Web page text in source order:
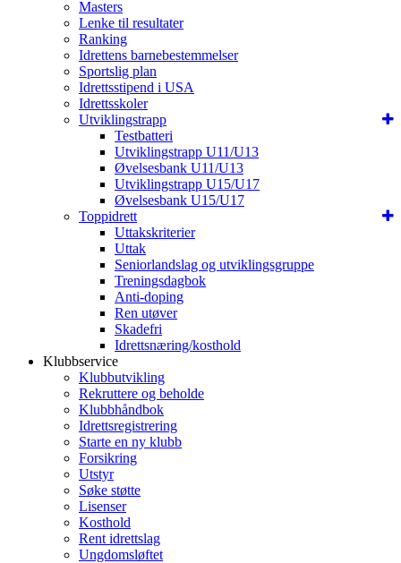
Masters
Lenke til resultater
Ranking
Idrettens barnebestemmelser
Sportslig plan
Idrettsstipend i USA
Idrettsskoler
Utviklingstrapp
Testbatteri
Utviklingstrapp U11/U13
Øvelsesbank U11/U13
Utviklingstrapp U15/U17
Øvelsesbank U15/U17
Toppidrett
Uttakskriterier
Uttak
Seniorlandslag og utviklingsgruppe
Treningsdagbok
Anti-doping
Ren utøver
Skadefri
Idrettsnæring/kosthold
Klubbservice
Klubbutvikling
Rekruttere og beholde
Klubbhåndbok
Idrettsregistrering
Starte en ny klubb
Forsikring
Utstyr
Søke støtte
Lisenser
Kosthold
Rent idrettslag
Ungdomsløftet